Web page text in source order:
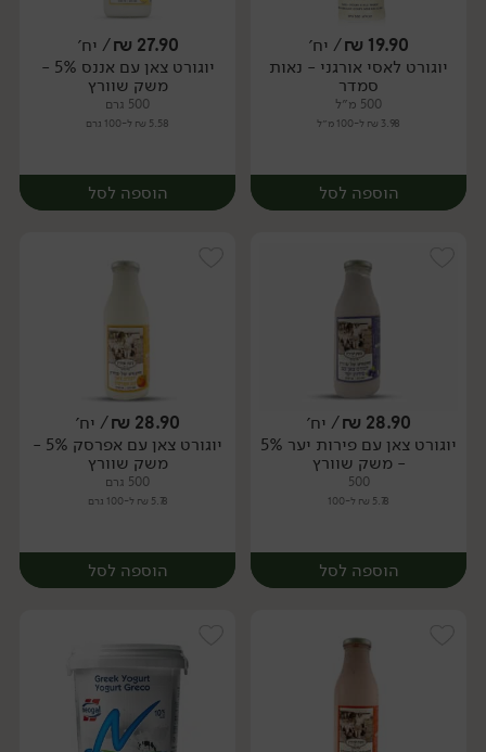
יח׳ יח׳
19.90
₪/ יח׳
יוגורט לאסי אורגני - נאות
סמדר
500 מ״ל
3.98 ₪ ל-100 מ״ל
הוספה לסל
יח׳
27.90
₪/ יח׳
יוגורט צאן עם אננס 5% -
משק שוורץ
500 גרם
5.58 ₪ ל-100 גרם
הוספה לסל
יח׳
28.90
₪/ יח׳
יוגורט צאן עם פירות יער 5%
- משק שוורץ
500
5.78 ₪ ל-100
הוספה לסל
28.90
₪/ יח׳
יוגורט צאן עם אפרסק 5% -
משק שוורץ
500 גרם
5.78 ₪ ל-100 גרם
הוספה לסל